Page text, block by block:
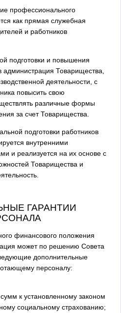
профессионального
как прямая служебная
и работников
подготовки и повышения
администрация Товарищества,
деятельности, с
повысить свою
различные формы
за счет Товарищества.
подготовки работников
внутренними
и реализуется на их основе с
Товарищества и
ГАРАНТИИ
финансового положения
может по решению Совета
дополнительные
персоналу:
к установленному законом
социальному страхованию;